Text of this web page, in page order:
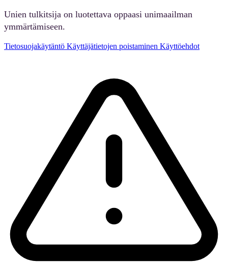
Unien tulkitsija on luotettava oppaasi unimaailman
ymmärtämiseen.
Tietosuojakäytäntö Käyttäjätietojen poistaminen Käyttöehdot